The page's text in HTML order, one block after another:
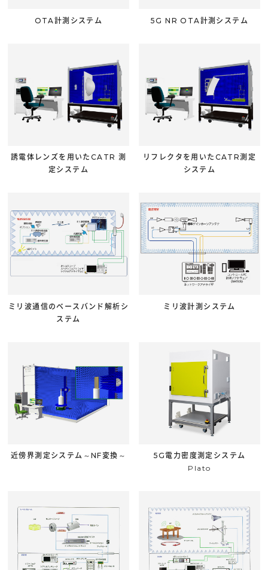
OTA計測システム 5G NR OTA計測システム
誘電体レンズを用いたCATR 測
定システム
リフレクタを用いたCATR測定
システム
ミリ波通信のベースバンド解析シ
ステム
ミリ波計測システム
近傍界測定システム～NF変換～
5G電力密度測定システム
Plato